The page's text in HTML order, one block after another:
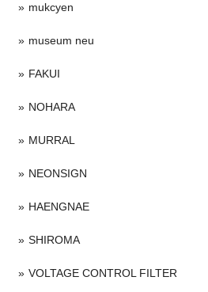
mukcyen
museum neu
FAKUI
NOHARA
MURRAL
NEONSIGN
HAENGNAE
SHIROMA
VOLTAGE CONTROL FILTER